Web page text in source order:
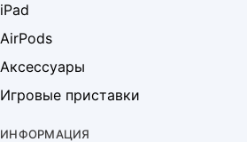
iPad
AirPods
Аксессуары
Игровые приставки
ИНФОРМАЦИЯ